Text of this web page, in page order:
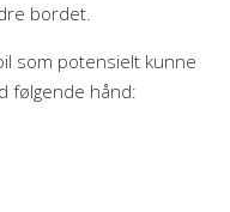
bordet.
som potensielt kunne
følgende hånd: